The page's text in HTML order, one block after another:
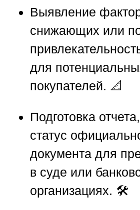
Выявление
снижающих или
для
покупателей. 📐
Подготовка
статус
документа для
в суде или
организациях. 🛠️